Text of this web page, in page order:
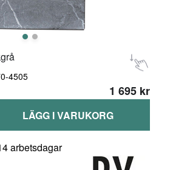
4505
1 695 kr
LÄGG I VARUKORG
arbetsdagar